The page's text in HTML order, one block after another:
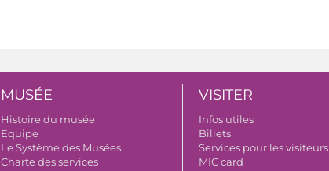
MUSÉE
Histoire du musée
Equipe
Le Système des Musées
Charte des services
VISITER
Infos utiles
Billets
Services pour les visiteurs
MIC card